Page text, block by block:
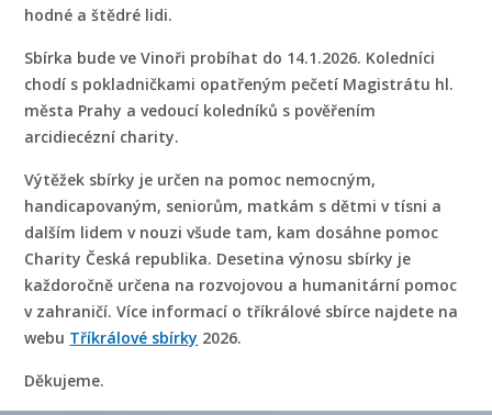
hodné a štědré lidi.
Sbírka bude ve Vinoři probíhat do 14.1.2026. Koledníci
chodí s pokladničkami opatřeným pečetí Magistrátu hl.
města Prahy a vedoucí koledníků s pověřením
arcidiecézní charity.
Výtěžek sbírky je určen na pomoc nemocným,
handicapovaným, seniorům, matkám s dětmi v tísni a
dalším lidem v nouzi všude tam, kam dosáhne pomoc
Charity Česká republika. Desetina výnosu sbírky je
každoročně určena na rozvojovou a humanitární pomoc
v zahraničí. Více informací o tříkrálové sbírce najdete na
webu Tříkrálové sbírky 2026.
Děkujeme.